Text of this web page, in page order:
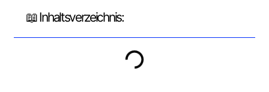
📖 Inhaltsverzeichnis: